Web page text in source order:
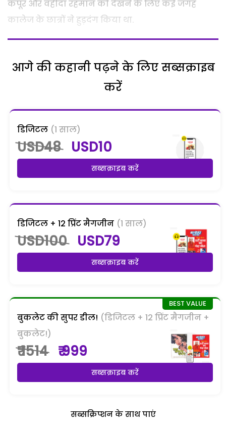
कपूर और वहीदा रहमान को देखने के लिए कई जगह
कालेज के छात्रों ने हुड़दंग किया था.
आगे की कहानी पढ़ने के लिए सब्सक्राइब
करें
डिजिटल (1 साल)
USD48 USD10
सब्सक्राइब करें
डिजिटल + 12 प्रिंट मैगजीन (1 साल)
USD100 USD79
सब्सक्राइब करें
बुकलेट की सुपर डील! (डिजिटल + 12 प्रिंट मैगजीन +
बुकलेट!)
₹ 1514 ₹ 999
सब्सक्राइब करें
सब्सक्रिप्शन के साथ पाएं